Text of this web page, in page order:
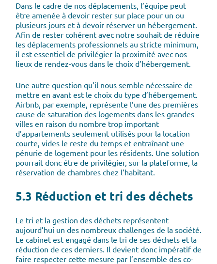
Dans le cadre de nos déplacements, l’équipe peut
être amenée à devoir rester sur place pour un ou
plusieurs jours et à devoir réserver un hébergement.
Afin de rester cohérent avec notre souhait de réduire
les déplacements professionnels au stricte minimum,
il est essentiel de privilégier la proximité avec nos
lieux de rendez-vous dans le choix d’hébergement.
Une autre question qu’il nous semble nécessaire de
mettre en avant est le choix du type d’hébergement.
Airbnb, par exemple, représente l’une des premières
cause de saturation des logements dans les grandes
villes en raison du nombre trop important
d’appartements seulement utilisés pour la location
courte, vides le reste du temps et entraînant une
pénurie de logement pour les résidents. Une solution
pourrait donc être de privilégier, sur la plateforme, la
réservation de chambres chez l’habitant.
5.3 Réduction et tri des déchets
Le tri et la gestion des déchets représentent
aujourd’hui un des nombreux challenges de la société.
Le cabinet est engagé dans le tri de ses déchets et la
réduction de ces derniers. Il devient donc impératif de
faire respecter cette mesure par l’ensemble des co-